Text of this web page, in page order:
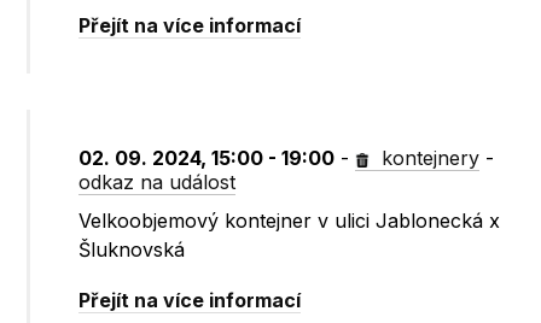
Přejít na více informací
02. 09. 2024, 15:00 - 19:00 - kontejnery -
odkaz na událost
Velkoobjemový kontejner v ulici Jablonecká x
Šluknovská
Přejít na více informací